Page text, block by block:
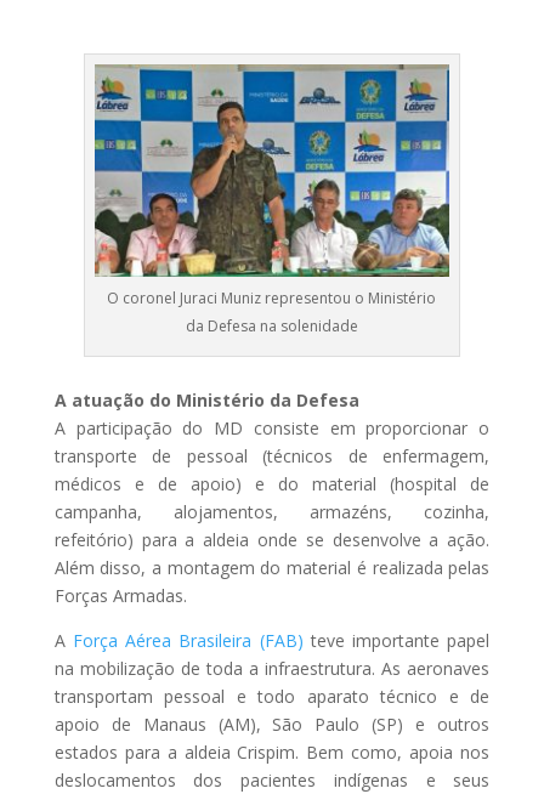
O coronel Juraci Muniz representou o Ministério
da Defesa na solenidade
A atuação do Ministério da Defesa
A participação do MD consiste em proporcionar o
transporte de pessoal (técnicos de enfermagem,
médicos e de apoio) e do material (hospital de
campanha, alojamentos, armazéns, cozinha,
refeitório) para a aldeia onde se desenvolve a ação.
Além disso, a montagem do material é realizada pelas
Forças Armadas.
A Força Aérea Brasileira (FAB) teve importante papel
na mobilização de toda a infraestrutura. As aeronaves
transportam pessoal e todo aparato técnico e de
apoio de Manaus (AM), São Paulo (SP) e outros
estados para a aldeia Crispim. Bem como, apoia nos
deslocamentos dos pacientes indígenas e seus